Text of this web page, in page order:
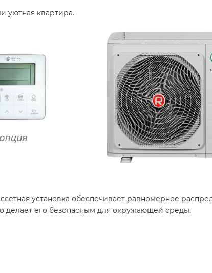
уютная квартира.
установка обеспечивает равномерное
делает его безопасным для окружающей среды.